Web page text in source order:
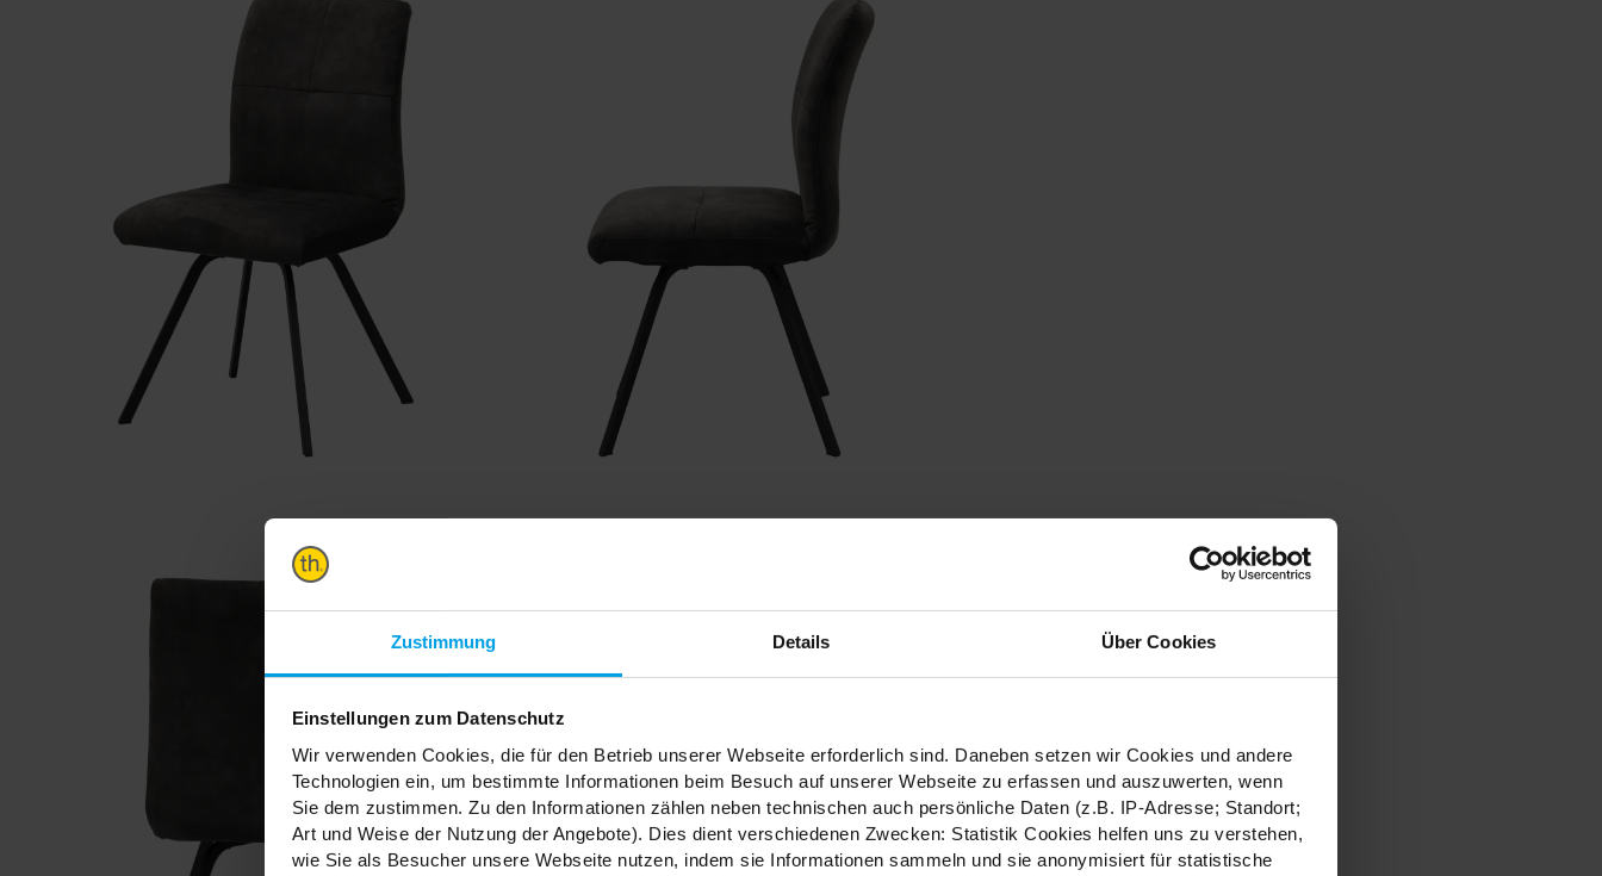
Zustimmung Details Über Cookies
Einstellungen zum Datenschutz
Wir verwenden Cookies, die für den Betrieb unserer Webseite erforderlich sind. Daneben setzen wir Cookies und andere
Technologien ein, um bestimmte Informationen beim Besuch auf unserer Webseite zu erfassen und auszuwerten, wenn
Sie dem zustimmen. Zu den Informationen zählen neben technischen auch persönliche Daten (z.B. IP-Adresse; Standort;
Art und Weise der Nutzung der Angebote). Dies dient verschiedenen Zwecken: Statistik Cookies helfen uns zu verstehen,
wie Sie als Besucher unsere Webseite nutzen, indem sie Informationen sammeln und sie anonymisiert für statistische